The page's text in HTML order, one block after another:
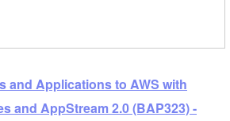
and Applications to AWS with
and AppStream 2.0 (BAP323) -